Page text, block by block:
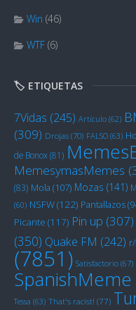
Win (46)
WTF (6)
🏷️ ETIQUETAS
7Vidas (245) Artículo (62)
(309) Drojas (70) FALSO (63)
de Bonox(81)
MemesymasMemes
(83) Mola (107) Mozas (141)
(60) NSFW(122) Pantallazos
Picante (117) Pin up (307)
(350) Quake FM (242)
(7851) Satisfactorio (67)
SpanishMeme
Tessa (63) That's racist! (77)